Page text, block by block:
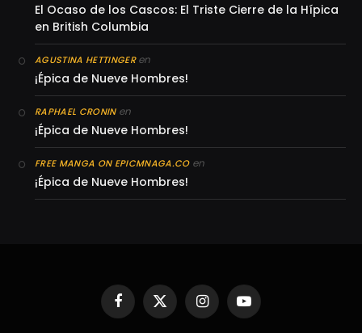
El Ocaso de los Cascos: El Triste Cierre de la Hípica
en British Columbia
AGUSTINA HETTINGERen
¡Épica de Nueve Hombres!
RAPHAEL CRONINen
¡Épica de Nueve Hombres!
FREE MANGA ON EPICMNAGA.COen
¡Épica de Nueve Hombres!
Facebook
X
(Twitter)
InstagramYouTube